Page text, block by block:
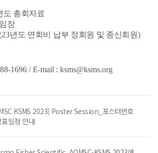
도 총회자료
장
년도 연회비 납부 정회원 및 종신회원)
1696 / E-mail : ksms@ksms.org
KSMS 2023] Poster Session_포스터번호
표일정 안내